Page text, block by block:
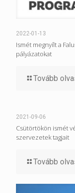
2022-01-13
Ismét megnyílt a
pályázatokat
Tovább
2021-09-06
Csütörtökön ismét
szervezetek tagjait
Tovább